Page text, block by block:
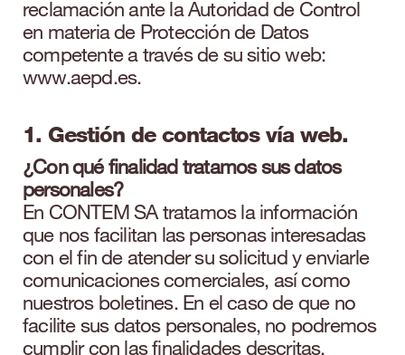
reclamación ante la Autoridad de Control
en materia de Protección de Datos
competente a través de su sitio web:
www.aepd.es.
1. Gestión de contactos vía web.
¿Con qué finalidad tratamos sus datos
personales?
En CONTEM SA tratamos la información
que nos facilitan las personas interesadas
con el fin de atender su solicitud y enviarle
comunicaciones comerciales, así como
nuestros boletines. En el caso de que no
facilite sus datos personales, no podremos
cumplir con las finalidades descritas.